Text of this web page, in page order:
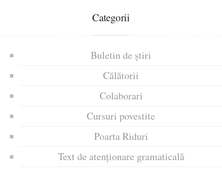
Categorii
Buletin de știri
Călătorii
Colaborari
Cursuri povestite
Poarta Riduri
Text de atenționare gramaticală